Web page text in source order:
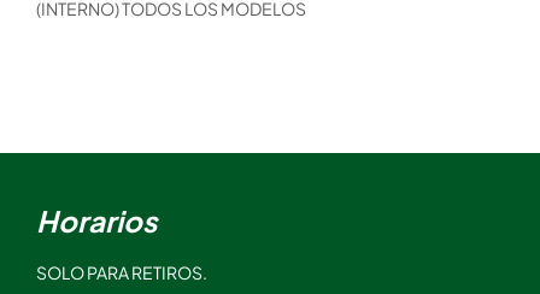
(INTERNO) TODOS LOS MODELOS
Horarios
SOLO PARA RETIROS.